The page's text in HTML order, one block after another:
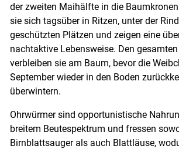
der zweiten Maihälfte in die
sie sich tagsüber in Ritzen, unter der
geschützten Plätzen und zeigen eine
nachtaktive Lebensweise. Den
verbleiben sie am Baum, bevor die
September wieder in den Boden
überwintern.
Ohrwürmer sind opportunistische
breitem Beutespektrum und fressen
Birnblattsauger als auch Blattläuse,